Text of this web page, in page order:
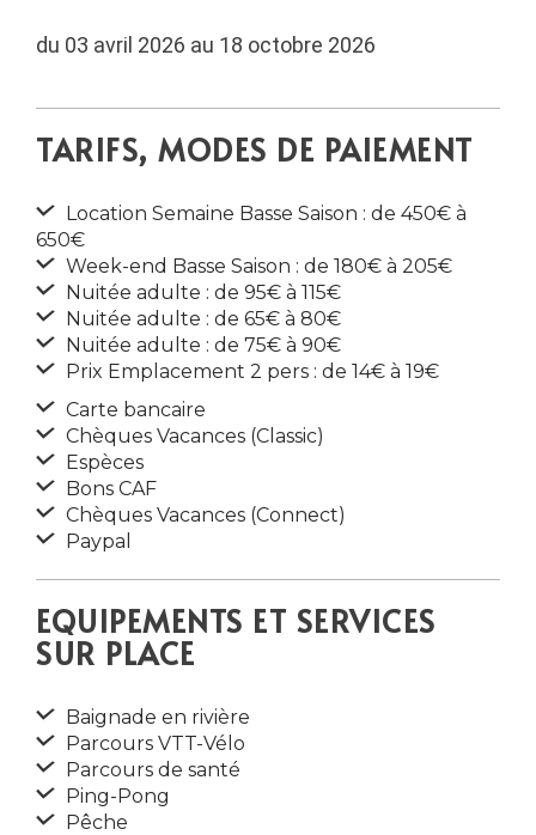
du 03 avril 2026 au 18 octobre 2026
TARIFS, MODES DE PAIEMENT
Location Semaine Basse Saison : de 450€ à
650€
Week-end Basse Saison : de 180€ à 205€
Nuitée adulte : de 95€ à 115€
Nuitée adulte : de 65€ à 80€
Nuitée adulte : de 75€ à 90€
Prix Emplacement 2 pers : de 14€ à 19€
Carte bancaire
Chèques Vacances (Classic)
Espèces
Bons CAF
Chèques Vacances (Connect)
Paypal
EQUIPEMENTS ET SERVICES
SUR PLACE
Baignade en rivière
Parcours VTT-Vélo
Parcours de santé
Ping-Pong
Pêche